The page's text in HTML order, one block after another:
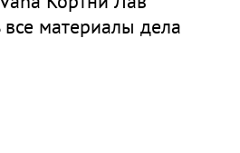
все материалы дела